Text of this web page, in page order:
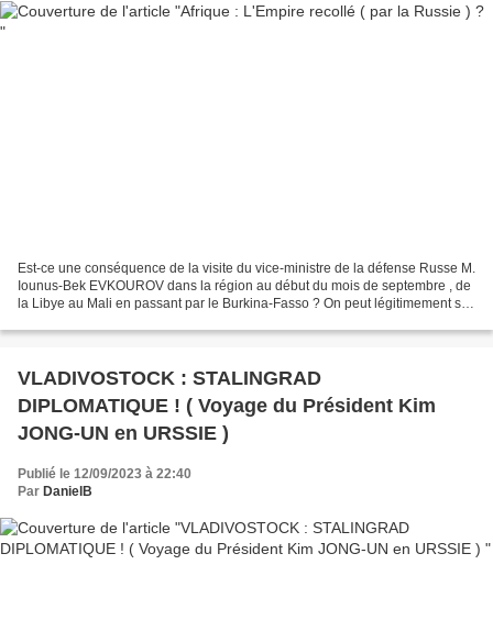
Est-ce une conséquence de la visite du vice-ministre de la défense Russe M.
Iounus-Bek EVKOUROV dans la région au début du mois de septembre , de
la Libye au Mali en passant par le Burkina-Fasso ? On peut légitimement se
VLADIVOSTOCK : STALINGRAD
DIPLOMATIQUE ! ( Voyage du Président Kim
JONG-UN en URSSIE )
Publié le 12/09/2023 à 22:40
Par DanielB